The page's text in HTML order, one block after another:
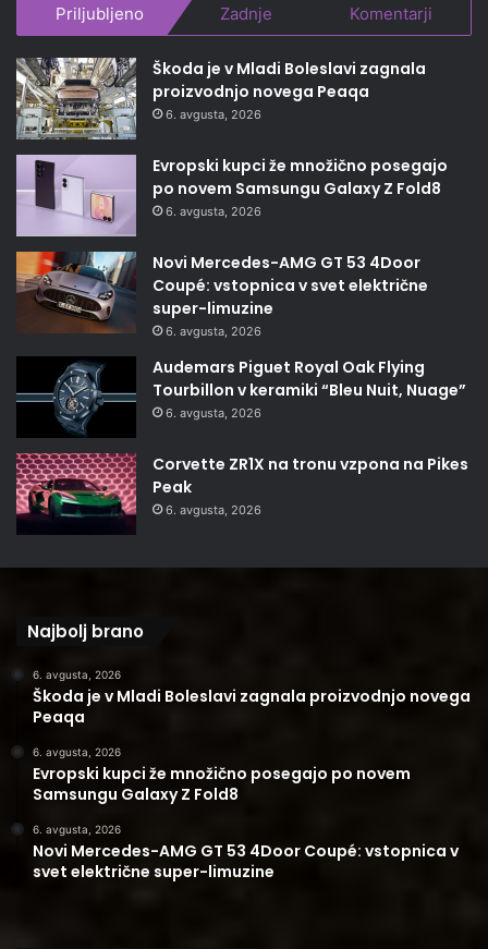
Priljubljeno Zadnje Komentarji
Škoda je v Mladi Boleslavi zagnala
proizvodnjo novega Peaqa
6. avgusta, 2026
Evropski kupci že množično posegajo
po novem Samsungu Galaxy Z Fold8
6. avgusta, 2026
Novi Mercedes-AMG GT 53 4Door
Coupé: vstopnica v svet električne
super-limuzine
6. avgusta, 2026
Audemars Piguet Royal Oak Flying
Tourbillon v keramiki “Bleu Nuit, Nuage”
6. avgusta, 2026
Corvette ZR1X na tronu vzpona na Pikes
Peak
6. avgusta, 2026
Najbolj brano
6. avgusta, 2026
Škoda je v Mladi Boleslavi zagnala proizvodnjo novega
Peaqa
6. avgusta, 2026
Evropski kupci že množično posegajo po novem
Samsungu Galaxy Z Fold8
6. avgusta, 2026
Novi Mercedes-AMG GT 53 4Door Coupé: vstopnica v
svet električne super-limuzine